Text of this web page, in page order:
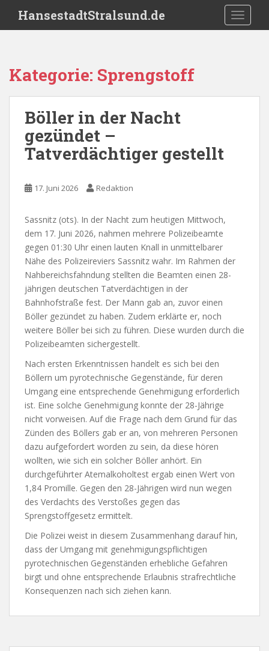
i
HansestadtStralsund.de
Kategorie: Sprengstoff
Böller in der Nacht
gezündet –
Tatverdächtiger gestellt
17. Juni 2026 Redaktion
Sassnitz (ots). In der Nacht zum heutigen Mittwoch,
dem 17. Juni 2026, nahmen mehrere Polizeibeamte
gegen 01:30 Uhr einen lauten Knall in unmittelbarer
Nähe des Polizeireviers Sassnitz wahr. Im Rahmen der
Nahbereichsfahndung stellten die Beamten einen 28-
jährigen deutschen Tatverdächtigen in der
Bahnhofstraße fest. Der Mann gab an, zuvor einen
Böller gezündet zu haben. Zudem erklärte er, noch
weitere Böller bei sich zu führen. Diese wurden durch die
Polizeibeamten sichergestellt.
Nach ersten Erkenntnissen handelt es sich bei den
Böllern um pyrotechnische Gegenstände, für deren
Umgang eine entsprechende Genehmigung erforderlich
ist. Eine solche Genehmigung konnte der 28-Jährige
nicht vorweisen. Auf die Frage nach dem Grund für das
Zünden des Böllers gab er an, von mehreren Personen
dazu aufgefordert worden zu sein, da diese hören
wollten, wie sich ein solcher Böller anhört. Ein
durchgeführter Atemalkoholtest ergab einen Wert von
1,84 Promille. Gegen den 28-Jährigen wird nun wegen
des Verdachts des Verstoßes gegen das
Sprengstoffgesetz ermittelt.
Die Polizei weist in diesem Zusammenhang darauf hin,
dass der Umgang mit genehmigungspflichtigen
pyrotechnischen Gegenständen erhebliche Gefahren
birgt und ohne entsprechende Erlaubnis strafrechtliche
Konsequenzen nach sich ziehen kann.